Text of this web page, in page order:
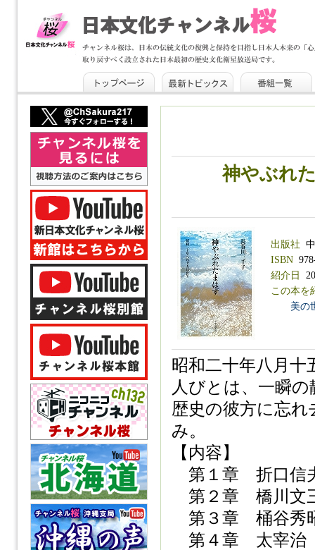
神やぶれ
出版社
ISBN978-
紹介日
この本を
美の
昭和二十年八月
人びとは、一瞬
歴史の彼方に忘
み。
【内容】
第１章 折口信
第２章 橋川文
第３章 桶谷秀
第４章 太宰治